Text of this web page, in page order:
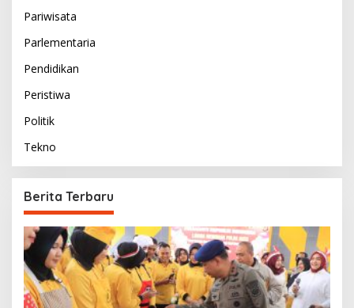
Pariwisata
Parlementaria
Pendidikan
Peristiwa
Politik
Tekno
Berita Terbaru